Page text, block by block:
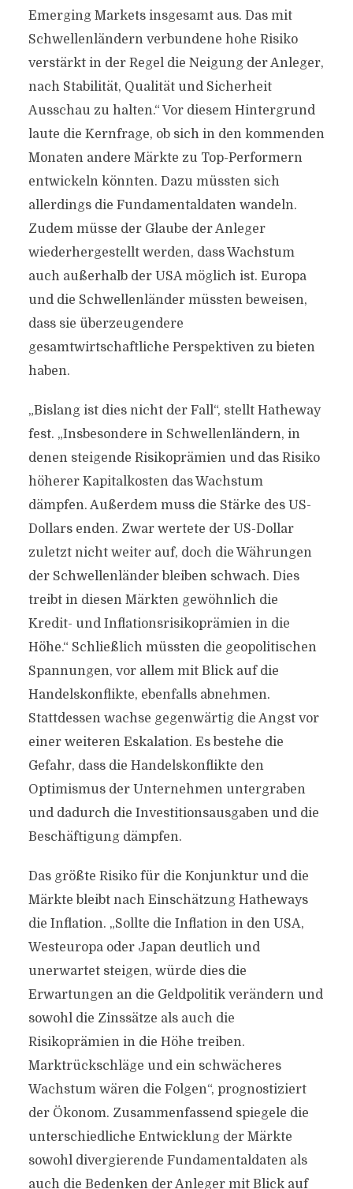
Emerging Markets insgesamt aus. Das mit
Schwellenländern verbundene hohe Risiko
verstärkt in der Regel die Neigung der Anleger,
nach Stabilität, Qualität und Sicherheit
Ausschau zu halten.“ Vor diesem Hintergrund
laute die Kernfrage, ob sich in den kommenden
Monaten andere Märkte zu Top-Performern
entwickeln könnten. Dazu müssten sich
allerdings die Fundamentaldaten wandeln.
Zudem müsse der Glaube der Anleger
wiederhergestellt werden, dass Wachstum
auch außerhalb der USA möglich ist. Europa
und die Schwellenländer müssten beweisen,
dass sie überzeugendere
gesamtwirtschaftliche Perspektiven zu bieten
haben.
„Bislang ist dies nicht der Fall“, stellt Hatheway
fest. „Insbesondere in Schwellenländern, in
denen steigende Risikoprämien und das Risiko
höherer Kapitalkosten das Wachstum
dämpfen. Außerdem muss die Stärke des US-
Dollars enden. Zwar wertete der US-Dollar
zuletzt nicht weiter auf, doch die Währungen
der Schwellenländer bleiben schwach. Dies
treibt in diesen Märkten gewöhnlich die
Kredit- und Inflationsrisikoprämien in die
Höhe.“ Schließlich müssten die geopolitischen
Spannungen, vor allem mit Blick auf die
Handelskonflikte, ebenfalls abnehmen.
Stattdessen wachse gegenwärtig die Angst vor
einer weiteren Eskalation. Es bestehe die
Gefahr, dass die Handelskonflikte den
Optimismus der Unternehmen untergraben
und dadurch die Investitionsausgaben und die
Beschäftigung dämpfen.
Das größte Risiko für die Konjunktur und die
Märkte bleibt nach Einschätzung Hatheways
die Inflation. „Sollte die Inflation in den USA,
Westeuropa oder Japan deutlich und
unerwartet steigen, würde dies die
Erwartungen an die Geldpolitik verändern und
sowohl die Zinssätze als auch die
Risikoprämien in die Höhe treiben.
Marktrückschläge und ein schwächeres
Wachstum wären die Folgen“, prognostiziert
der Ökonom. Zusammenfassend spiegele die
unterschiedliche Entwicklung der Märkte
sowohl divergierende Fundamentaldaten als
auch die Bedenken der Anleger mit Blick auf